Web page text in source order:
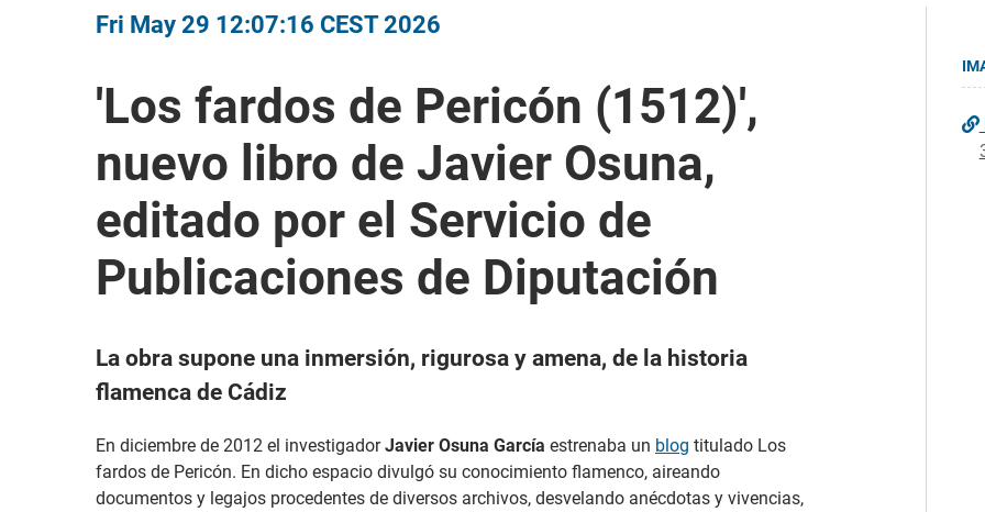
Fri May 29 12:07:16 CEST 2026
'Los fardos de Pericón (1512)',
nuevo libro de Javier Osuna,
editado por el Servicio de
Publicaciones de Diputación
La obra supone una inmersión, rigurosa y amena, de la historia
flamenca de Cádiz
En diciembre de 2012 el investigadorJavier Osuna García estrenaba un blog titulado Los
fardos de Pericón. En dicho espacio divulgó su conocimiento flamenco, aireando
documentos y legajos procedentes de diversos archivos, desvelando anécdotas y vivencias,